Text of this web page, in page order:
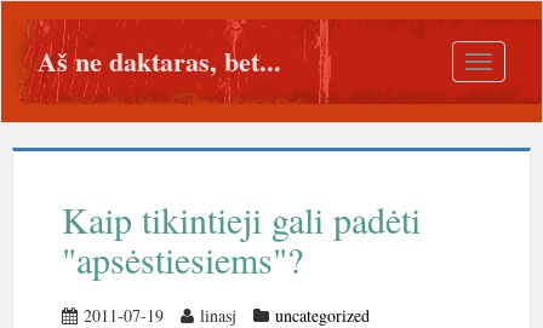
Toggle
Aš ne daktaras, bet...
Kaip tikintieji gali padėti
"apsėstiesiems"?
2011-07-19 linasj uncategorized